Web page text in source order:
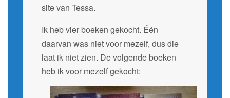
site van Tessa.
Ik heb vier boeken gekocht. Één
daarvan was niet voor mezelf, dus die
laat ik niet zien. De volgende boeken
heb ik voor mezelf gekocht: